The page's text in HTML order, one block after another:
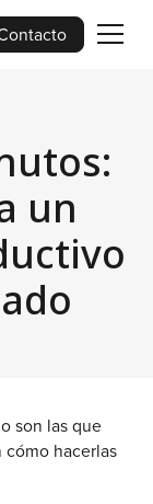
un
son las que
hacerlas